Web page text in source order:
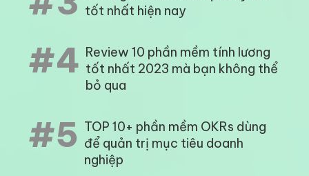
tốt nhất hiện nay
#4 Review 10 phần mềm tính lương
tốt nhất 2023 mà bạn không thể
bỏ qua
#5 TOP 10+ phần mềm OKRs dùng
để quản trị mục tiêu doanh
nghiệp